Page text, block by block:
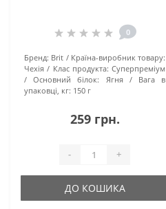
0
Бренд: Brit
Країна-виробник товару:
Чехія
Клас продукта: Суперпреміум
Основний білок:
Ягня
Вага в
упаковці, кг: 150 г
259 грн.
- +
ДО КОШИКА